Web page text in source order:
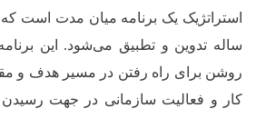
استراتژیک یک برنامه میان مدت است که
ساله تدوین و تطبیق می‌شود. این
روشن برای راه رفتن در مسیر هدف و
کار و فعالیت سازمانی در جهت رسیدن